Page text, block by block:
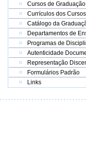
Cursos de Graduação
Currículos dos Cursos
Catálogo da
Departamentos de
Programas de
Autenticidade
Representação
Formulários Padrão
Links